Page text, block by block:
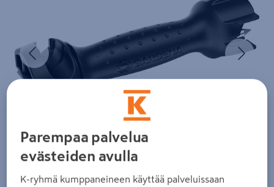
Edellinen
Parempaa palvelua
evästeiden avulla
K-ryhmä kumppaneineen käyttää palveluissaan